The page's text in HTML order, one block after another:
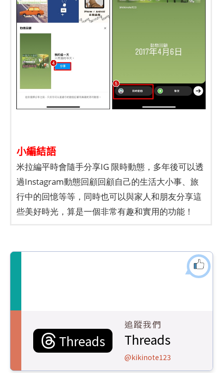
小編結語
米拉編平時會隨手分享IG 限時動態，多年後可以透
過Instagram動態回顧回顧自己的生活大小事、旅
行中的回憶等等，同時也可以與家人和朋友分享這
些美好時光，算是一個非常有趣和實用的功能！
Threads
追蹤我們
Threads
@kikinote123